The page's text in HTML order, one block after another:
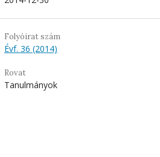
Folyóirat szám
Évf. 36 (2014)
Rovat
Tanulmányok